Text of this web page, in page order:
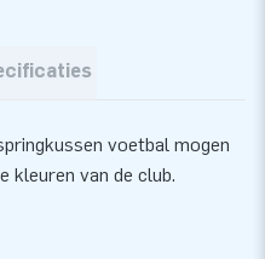
voetbal mogen
kleuren van de club.